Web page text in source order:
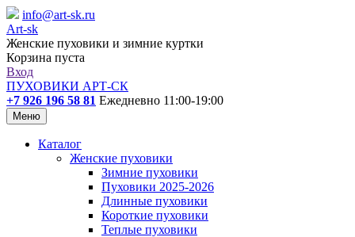
info@art-sk.ru
Art-sk
Женские пуховики и зимние куртки
Корзина пуста
Вход
ПУХОВИКИ АРТ-СК
+7 926 196 58 81 Ежедневно 11:00-19:00
Меню
Каталог
Женские пуховики
Зимние пуховики
Пуховики 2025-2026
Длинные пуховики
Короткие пуховики
Теплые пуховики